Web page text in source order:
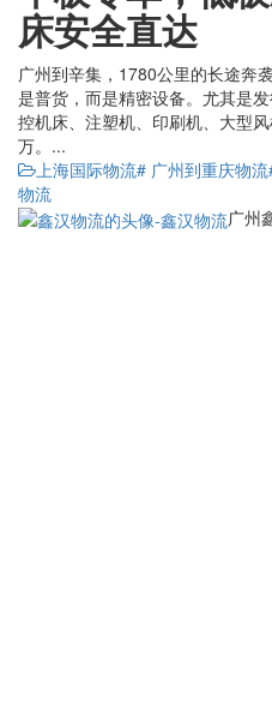
床安全直达
广州到辛集，1780公里的长途奔
是普货，而是精密设备。尤其是
控机床、注塑机、印刷机、大型
万。...
上海国际物流# 广州到重庆物流
物流
广州